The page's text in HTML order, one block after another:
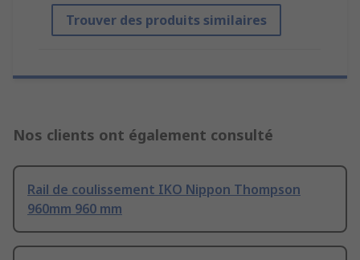
Trouver des produits similaires
Nos clients ont également consulté
Rail de coulissement IKO Nippon Thompson
960mm 960 mm